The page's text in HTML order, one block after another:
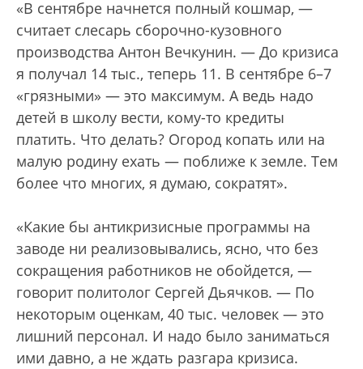
«В сентябре начнется полный кошмар, —
считает слесарь сборочно-кузовного
производства Антон Вечкунин. — До кризиса
я получал 14 тыс., теперь 11. В сентябре 6–7
«грязными» — это максимум. А ведь надо
детей в школу вести, кому-то кредиты
платить. Что делать? Огород копать или на
малую родину ехать — поближе к земле. Тем
более что многих, я думаю, сократят».
«Какие бы антикризисные программы на
заводе ни реализовывались, ясно, что без
сокращения работников не обойдется, —
говорит политолог Сергей Дьячков. — По
некоторым оценкам, 40 тыс. человек — это
лишний персонал. И надо было заниматься
ими давно, а не ждать разгара кризиса.